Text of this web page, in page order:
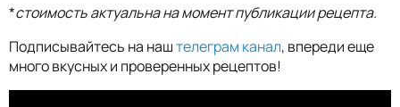
*стоимость актуальна на момент публикации рецепта.
Подписывайтесь на наштелеграм канал, впереди еще
много вкусных и проверенных рецептов!